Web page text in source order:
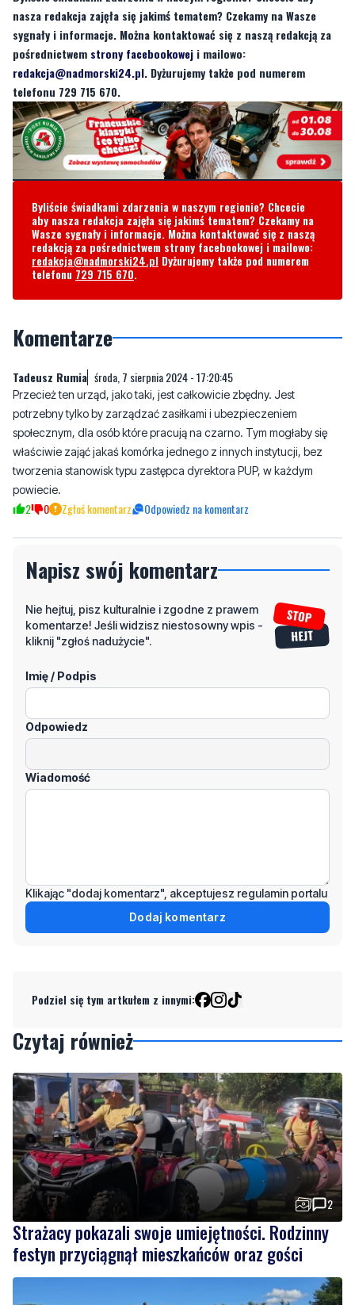
nasza redakcja zajęła się jakimś tematem? Czekamy na Wasze
sygnały i informacje. Można kontaktować się z naszą redakcją za
pośrednictwem strony facebookowej i mailowo:
redakcja@nadmorski24.pl. Dyżurujemy także pod numerem
telefonu 729 715 670.
Byliście świadkami zdarzenia w naszym regionie? Chcecie
aby nasza redakcja zajęła się jakimś tematem? Czekamy na
Wasze sygnały i informacje. Można kontaktować się z naszą
redakcją za pośrednictwem strony facebookowej i mailowo:
redakcja@nadmorski24.pl Dyżurujemy także pod numerem
telefonu 729 715 670.
Komentarze
Tadeusz Rumia środa, 7 sierpnia 2024 - 17:20:45
Przecież ten urząd, jako taki, jest całkowicie zbędny. Jest
potrzebny tylko by zarządzać zasiłkami i ubezpieczeniem
społecznym, dla osób które pracują na czarno. Tym mogłaby się
właściwie zająć jakaś komórka jednego z innych instytucji, bez
tworzenia stanowisk typu zastępca dyrektora PUP, w każdym
powiecie.
2 0 Zgłoś komentarz Odpowiedz na komentarz
Napisz swój komentarz
Nie hejtuj, pisz kulturalnie i zgodne z prawem
komentarze! Jeśli widzisz niestosowny wpis -
kliknij "zgłoś nadużycie".
Imię / Podpis
Odpowiedz
Wiadomość
Klikając "dodaj komentarz", akceptujesz regulamin portalu
Dodaj komentarz
Podziel się tym artkułem z innymi:
Czytaj również
2
Strażacy pokazali swoje umiejętności. Rodzinny
festyn przyciągnął mieszkańców oraz gości